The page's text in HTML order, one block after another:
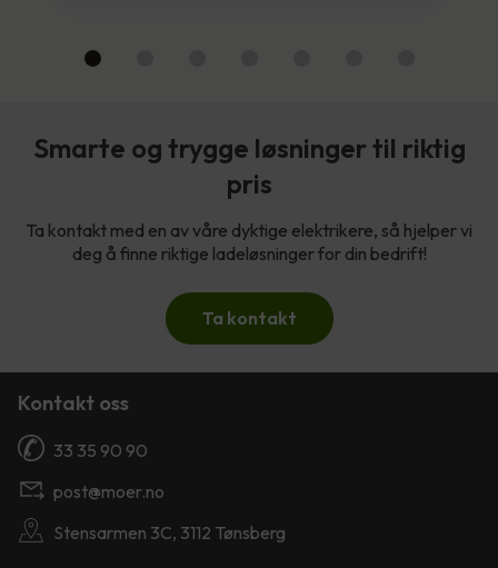
Smarte og trygge løsninger til riktig
pris
Ta kontakt med en av våre dyktige elektrikere, så hjelper vi
deg å finne riktige ladeløsninger for din bedrift!
Ta kontakt
Kontakt oss
33 35 90 90
post@moer.no
Stensarmen 3C, 3112 Tønsberg